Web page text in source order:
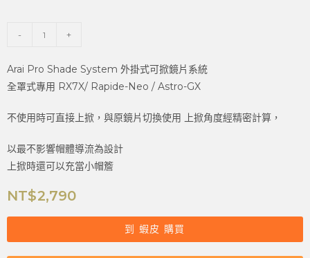
- +
Arai Pro Shade System 外掛式可掀鏡片系統
全罩式專用 RX7X/ Rapide-Neo / Astro-GX
不使用時可直接上掀，與原鏡片切換使用 上掀角度經精密計算，
以最不影響帽體導流為設計
上掀時還可以充當小帽簷
NT$2,790
到 蝦皮 購買